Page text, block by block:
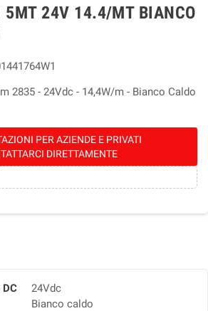
5MT 24V 14.4/MT BIANCO
2835 - 24Vdc - 14,4W/m - Bianco Caldo
PER AZIENDE E PRIVATI
DIRETTAMENTE
24Vdc
Bianco caldo